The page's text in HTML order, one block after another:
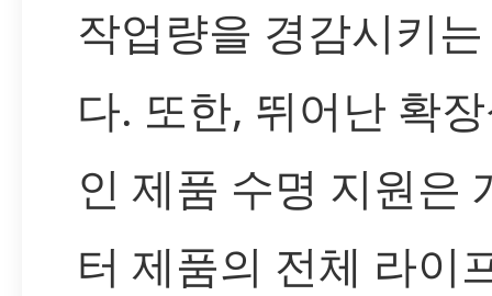
작업량을 경감시키
다. 또한, 뛰어난 확
인 제품 수명 지원은
터 제품의 전체 라이